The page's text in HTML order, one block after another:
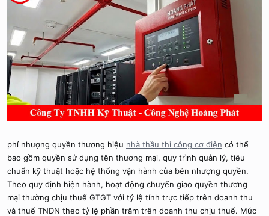
phí nhượng quyền thương hiệu nhà thầu thi công cơ điện có thể
bao gồm quyền sử dụng tên thương mại, quy trình quản lý, tiêu
chuẩn kỹ thuật hoặc hệ thống vận hành của bên nhượng quyền.
Theo quy định hiện hành, hoạt động chuyển giao quyền thương
mại thường chịu thuế GTGT với tỷ lệ tính trực tiếp trên doanh thu
và thuế TNDN theo tỷ lệ phần trăm trên doanh thu chịu thuế. Mức